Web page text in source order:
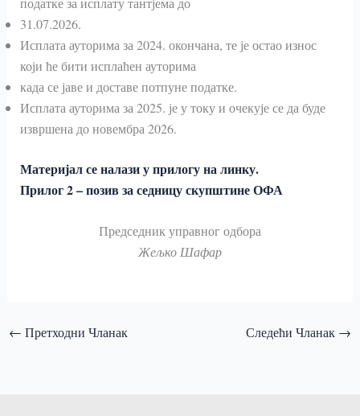
31.07.2026.
Исплата ауторима за 2024. окончана, те је остао износ
који ће бити исплаћен ауторима
када се јаве и доставе потпуне податке.
Исплата ауторима за 2025. је у току и очекује се да буде
извршена до новембра 2026.
Материјал се налази у прилогу на линку.
Прилог 2 – позив за седницу скупштине ОФА
Председник управног одбора
Жељко Шафар
← Претходни Чланак Следећи Чланак →